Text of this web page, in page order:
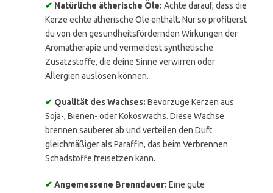
✔ Natürliche ätherische Öle: Achte darauf, dass die
Kerze echte ätherische Öle enthält. Nur so profitierst
du von den gesundheitsfördernden Wirkungen der
Aromatherapie und vermeidest synthetische
Zusatzstoffe, die deine Sinne verwirren oder
Allergien auslösen können.
✔ Qualität des Wachses: Bevorzuge Kerzen aus
Soja-, Bienen- oder Kokoswachs. Diese Wachse
brennen sauberer ab und verteilen den Duft
gleichmäßiger als Paraffin, das beim Verbrennen
Schadstoffe freisetzen kann.
✔ Angemessene Brenndauer: Eine gute